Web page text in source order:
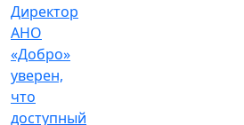
Директор
АНО
«Добро»
уверен,
что
доступный